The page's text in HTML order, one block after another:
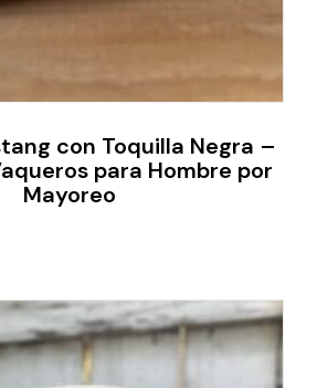
con Toquilla Negra –
para Hombre por
Mayoreo